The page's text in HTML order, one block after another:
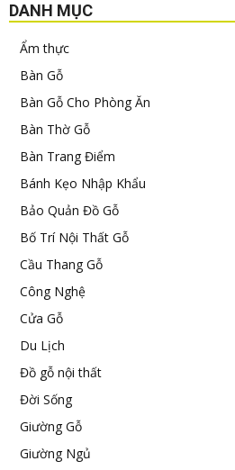
DANH MỤC
Ẩm thực
Bàn Gỗ
Bàn Gỗ Cho Phòng Ăn
Bàn Thờ Gỗ
Bàn Trang Điểm
Bánh Kẹo Nhập Khẩu
Bảo Quản Đồ Gỗ
Bố Trí Nội Thất Gỗ
Cầu Thang Gỗ
Công Nghệ
Cửa Gỗ
Du Lịch
Đồ gỗ nội thất
Đời Sống
Giường Gỗ
Giường Ngủ